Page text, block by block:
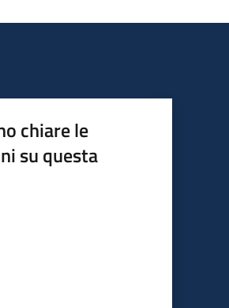
chiare le
su questa